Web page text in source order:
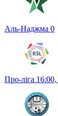
Аль-Наджма 0
Про-ліга 16:00,